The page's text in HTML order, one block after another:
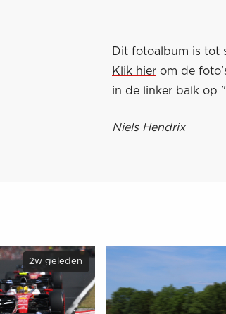
Dit fotoalbum is tot
Klik hier om de
in de linker balk op
Niels Hendrix
2w geleden